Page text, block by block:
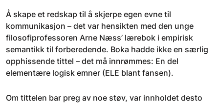
Å skape et redskap til å skjerpe egen evne til
kommunikasjon – det var hensikten med den unge
filosofiprofessoren Arne Næss’ lærebok i empirisk
semantikk til forberedende. Boka hadde ikke en særlig
opphissende tittel – det må innrømmes: En del
elementære logisk emner (ELE blant fansen).
Om tittelen bar preg av noe støv, var innholdet desto